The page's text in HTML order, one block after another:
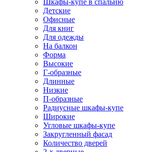
Шкафы-купе в спальню
Детские
Офисные
Для книг
Для одежды
На балкон
Форма
Высокие
Г-образные
Длинные
Низкие
П-образные
Радиусные шкафы-купе
Широкие
Угловые шкафы-купе
Закругленный фасад
Количество дверей